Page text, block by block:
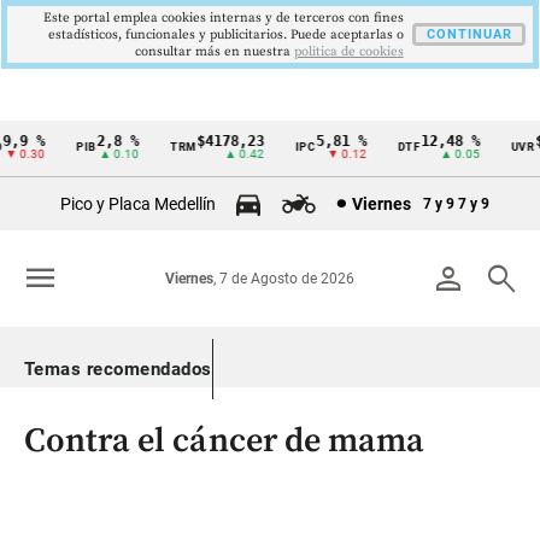
Cintillo
Colombia
% PIB2,8 %
▲ 0.10
TRM$4178,23
▲ 0.42
5,81 %
▼ 0.12
DTF12,48 %
▲ 0.05
UVR
Pico y Placa Medellín Viernes 7 y 9 7 y 9
person search
Viernes, 7 de Agosto de 2026
menu
Temas recomendados
Contra el cáncer de mama
Este portal emplea cookies internas y de terceros con fines
estadísticos, funcionales y publicitarios. Puede aceptarlas o
consultar más en nuestra politica de cookies
CONTINUAR